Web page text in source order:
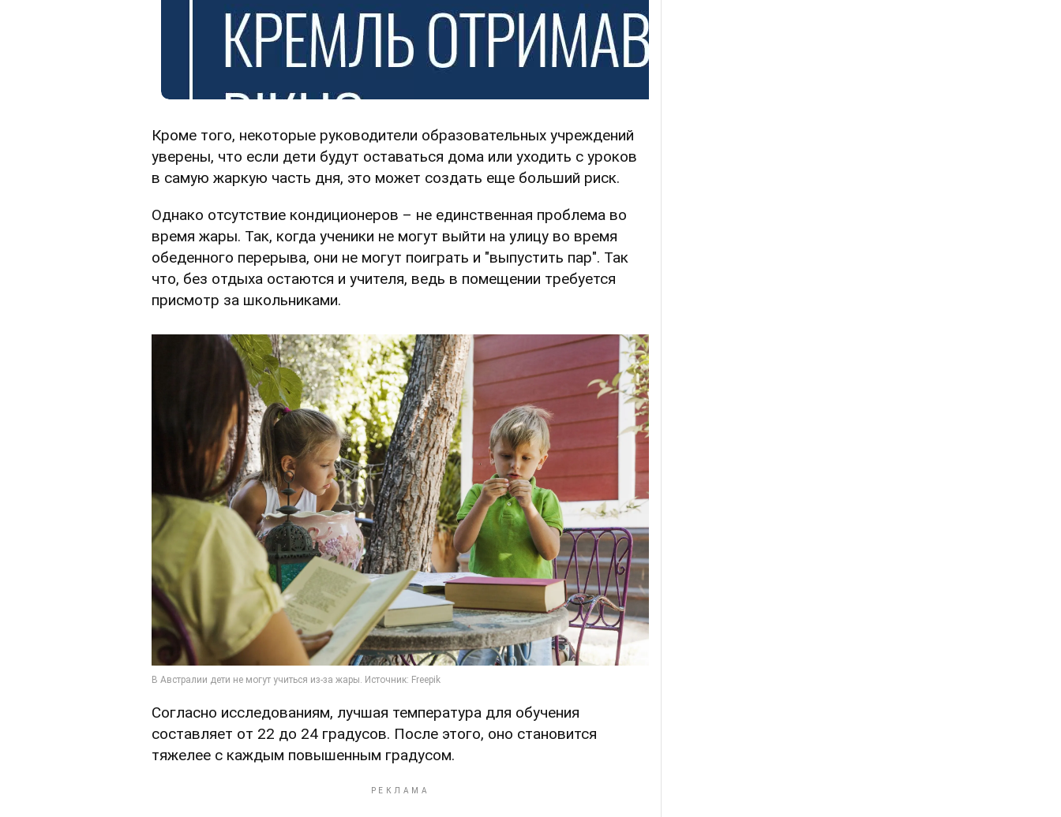
Кроме того, некоторые руководители образовательных учреждений
уверены, что если дети будут оставаться дома или уходить с уроков
в самую жаркую часть дня, это может создать еще больший риск.
Однако отсутствие кондиционеров – не единственная проблема во
время жары. Так, когда ученики не могут выйти на улицу во время
обеденного перерыва, они не могут поиграть и "выпустить пар". Так
что, без отдыха остаются и учителя, ведь в помещении требуется
присмотр за школьниками.
Согласно исследованиям, лучшая температура для обучения
составляет от 22 до 24 градусов. После этого, оно становится
тяжелее с каждым повышенным градусом.